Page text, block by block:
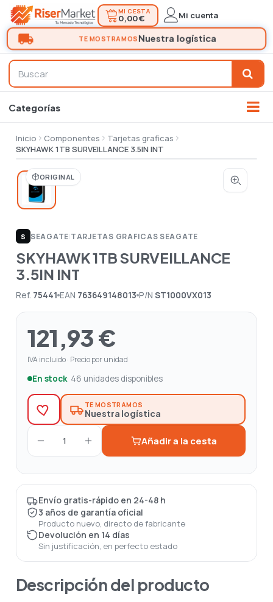
MI CESTA
0,00 € Mi cuenta
Inicio Componentes
Tarjetas graficas
SKYHAWK 1TB SURVEILLANCE 3.5IN INT
ORIGINAL
S SEAGATE|TARJETAS GRAFICAS SEAGATE
SKYHAWK 1TB SURVEILLANCE
3.5IN INT
Ref. 75441 EAN 763649148013 P/N ST1000VX013
121,93 €
IVA incluido · Precio por unidad
En stock· 46 unidades disponibles
TE MOSTRAMOS
Nuestra logística
1 Añadir a la cesta
Envío gratis-rápido en 24-48 h
3 años de garantía oficial
Producto nuevo, directo de fabricante
Devolución en 14 días
Sin justificación, en perfecto estado
Descripción del producto